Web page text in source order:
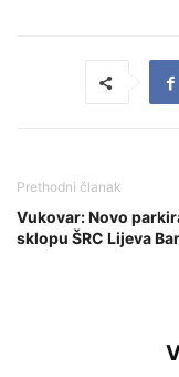
Prethodni članak
Vukovar: Novo
sklopu ŠRC Lijeva